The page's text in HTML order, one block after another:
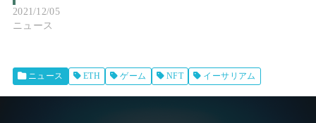
2021/12/05
ニュース
ニュース ETH ゲーム NFT イーサリアム